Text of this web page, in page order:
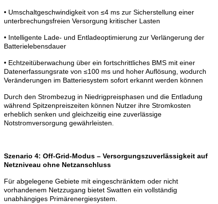
• Umschaltgeschwindigkeit von ≤4 ms zur Sicherstellung einer
unterbrechungsfreien Versorgung kritischer Lasten
• Intelligente Lade- und Entladeoptimierung zur Verlängerung der
Batterielebensdauer
• Echtzeitüberwachung über ein fortschrittliches BMS mit einer
Datenerfassungsrate von ≤100 ms und hoher Auflösung, wodurch
Veränderungen im Batteriesystem sofort erkannt werden können
Durch den Strombezug in Niedrigpreisphasen und die Entladung
während Spitzenpreiszeiten können Nutzer ihre Stromkosten
erheblich senken und gleichzeitig eine zuverlässige
Notstromversorgung gewährleisten.
Szenario 4: Off-Grid-Modus – Versorgungszuverlässigkeit auf
Netzniveau ohne Netzanschluss
Für abgelegene Gebiete mit eingeschränktem oder nicht
vorhandenem Netzzugang bietet Swatten ein vollständig
unabhängiges Primärenergiesystem.